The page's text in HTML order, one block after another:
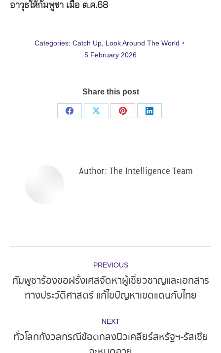
อาวุธให้กัมพูชา เมื่อ ต.ค.68
Categories: Catch Up, Look Around The World
5 February 2026
Share this post
Share
Share
Share
Share
Author: The Intelligence Team
navigation
PREVIOUS
Previous
post:
กัมพูชาร้องขอฝรั่งเศสจัดหาผู้เชี่ยวชาญและเอกสาร
ทางประวัติศาสตร์ แก้ไขปัญหาเขตแดนกับไทย
NEXT
ทั่วโลกกังวลกรณีข้อตกลงนิวเคลียร์สหรัฐฯ-รัสเซีย